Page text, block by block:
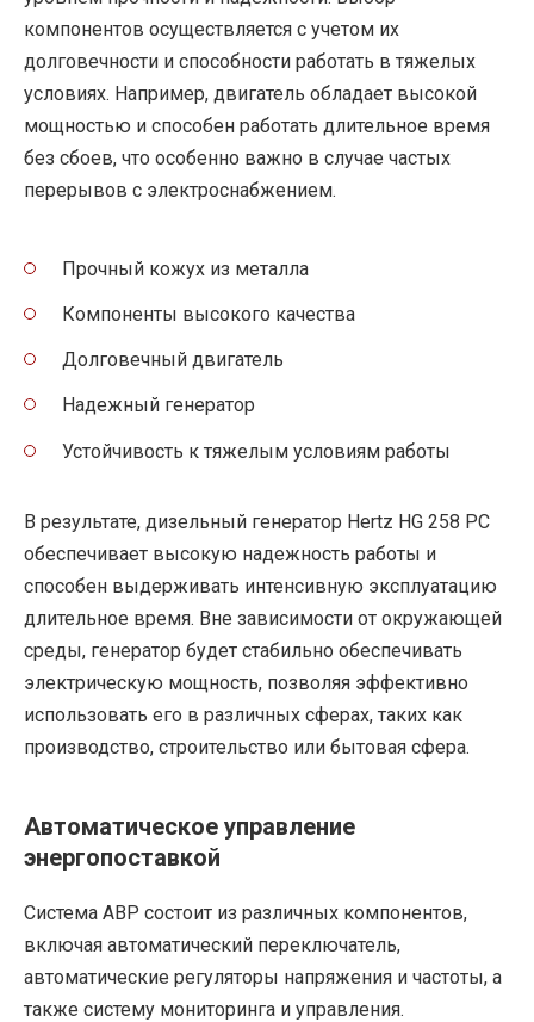
компонентов осуществляется с учетом их
долговечности и способности работать в тяжелых
условиях. Например, двигатель обладает высокой
мощностью и способен работать длительное время
без сбоев, что особенно важно в случае частых
перерывов с электроснабжением.
Прочный кожух из металла
Компоненты высокого качества
Долговечный двигатель
Надежный генератор
Устойчивость к тяжелым условиям работы
В результате, дизельный генератор Hertz HG 258 PC
обеспечивает высокую надежность работы и
способен выдерживать интенсивную эксплуатацию
длительное время. Вне зависимости от окружающей
среды, генератор будет стабильно обеспечивать
электрическую мощность, позволяя эффективно
использовать его в различных сферах, таких как
производство, строительство или бытовая сфера.
Автоматическое управление
энергопоставкой
Система АВР состоит из различных компонентов,
включая автоматический переключатель,
автоматические регуляторы напряжения и частоты, а
также систему мониторинга и управления.